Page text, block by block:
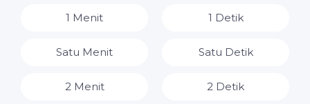
1 Menit
Satu Menit
2 Menit
1 Detik
Satu Detik
2 Detik